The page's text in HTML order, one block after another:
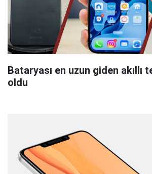
Bataryası en uzun giden akıllı
oldu